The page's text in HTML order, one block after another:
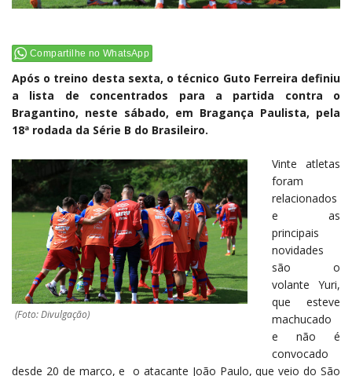
Compartilhe no WhatsApp
Após o treino desta sexta, o técnico Guto Ferreira definiu
a lista de concentrados para a partida contra o
Bragantino, neste sábado, em Bragança Paulista, pela
18ª rodada da Série B do Brasileiro.
(Foto: Divulgação)
Vinte atletas
foram
relacionados
e as
principais
novidades
são o
volante Yuri,
que esteve
machucado
e não é
convocado
desde 20 de março, e o atacante João Paulo, que veio do São